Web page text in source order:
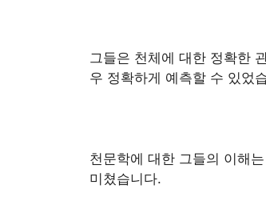
그들은 천체에 대한 정확한
우 정확하게 예측할 수 있었
천문학에 대한 그들의 이해
미쳤습니다.